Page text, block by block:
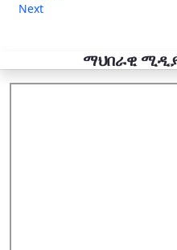
Next
ማህበራዊ